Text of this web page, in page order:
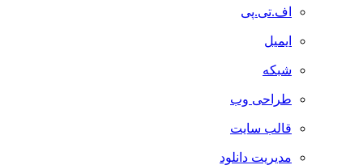
اف.تی.پی
ایمیل
شبکه
طراحی وب
قالب سایت
مدیریت دانلود